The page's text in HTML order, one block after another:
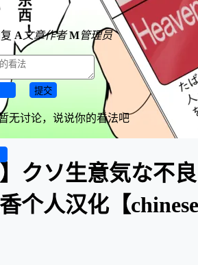
】クソ生意気な不
个人汉化【chinese
A 文章作者 M管理员
提交
无讨论，说说你的看法吧